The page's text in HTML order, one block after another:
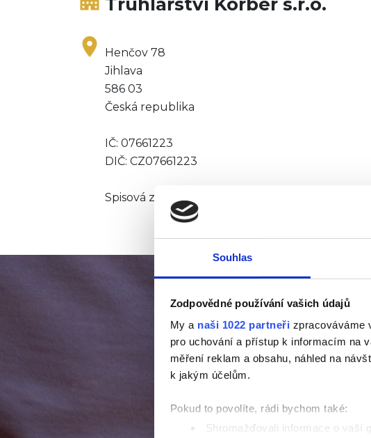
Souhlas
Zodpovědné používání vašich údajů
My a naši 1022 partneři zpracováváme
pro uchování a přístup k informacím na
měření reklam a obsahu, náhled na
k jakým účelům.
Pokud to povolíte, rádi bychom také:
Shromažďovali informace o vaší
place
Henčov 78
Jihlava
586 03
Česká republika
IČ: 07661223
DIČ: CZ07661223
Spisová značka: ​C 109409 vedená u Krajského